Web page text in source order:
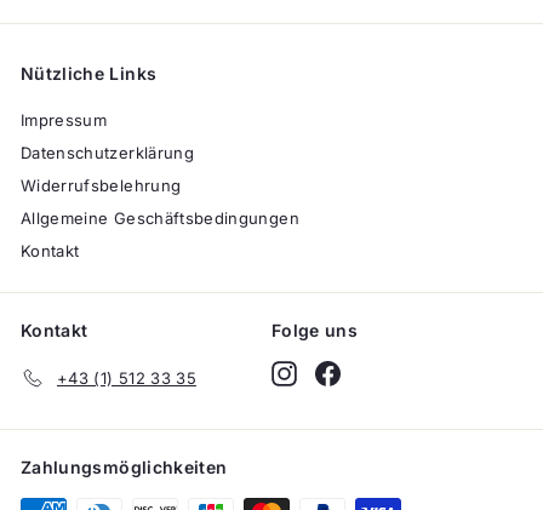
Nützliche Links
Impressum
Datenschutzerklärung
Widerrufsbelehrung
Allgemeine Geschäftsbedingungen
Kontakt
Kontakt
+43 (1) 512 33 35
Folge uns
InstagramFacebook
Zahlungsmöglichkeiten